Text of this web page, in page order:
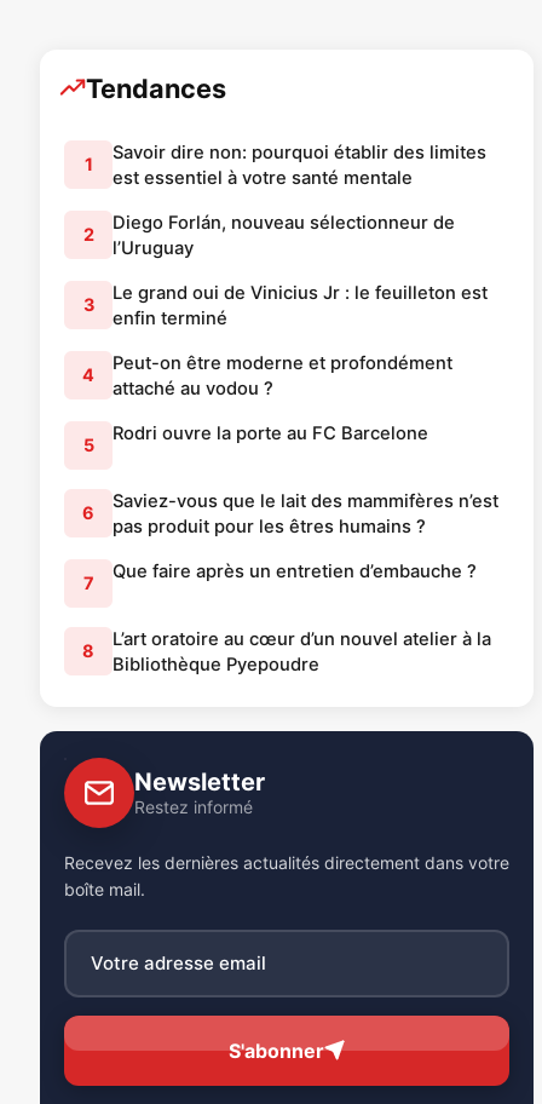
Tendances
1
Savoir dire non: pourquoi établir des limites
est essentiel à votre santé mentale
2
Diego Forlán, nouveau sélectionneur de
l’Uruguay
3
Le grand oui de Vinicius Jr : le feuilleton est
enfin terminé
4
Peut-on être moderne et profondément
attaché au vodou ?
5
Rodri ouvre la porte au FC Barcelone
6
Saviez-vous que le lait des mammifères n’est
pas produit pour les êtres humains ?
7
Que faire après un entretien d’embauche ?
8
L’art oratoire au cœur d’un nouvel atelier à la
Bibliothèque Pyepoudre
Newsletter
Restez informé
Recevez les dernières actualités directement dans votre
boîte mail.
S'abonner